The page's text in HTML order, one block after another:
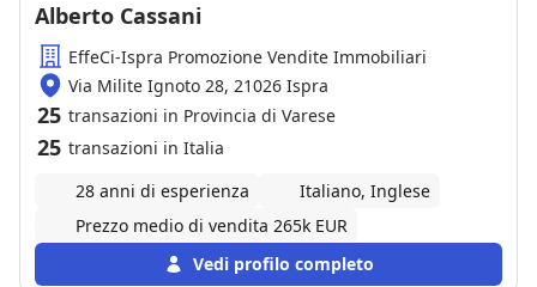
Alberto Cassani
EffeCi-Ispra Promozione Vendite Immobiliari
Via Milite Ignoto 28, 21026 Ispra
25 transazioni in Provincia di Varese
25 transazioni in Italia
28 anni di esperienza
Italiano, Inglese
Prezzo medio di vendita 265k EUR
Vedi profilo completo